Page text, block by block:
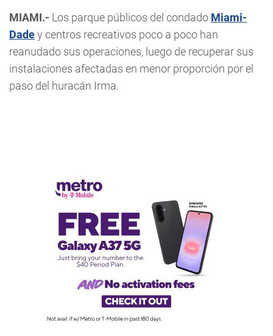
MIAMI.- Los parque públicos del condado Miami-
Dadey centros recreativos poco a poco han
reanudado sus operaciones, luego de recuperar sus
instalaciones afectadas en menor proporción por el
paso del huracán Irma.